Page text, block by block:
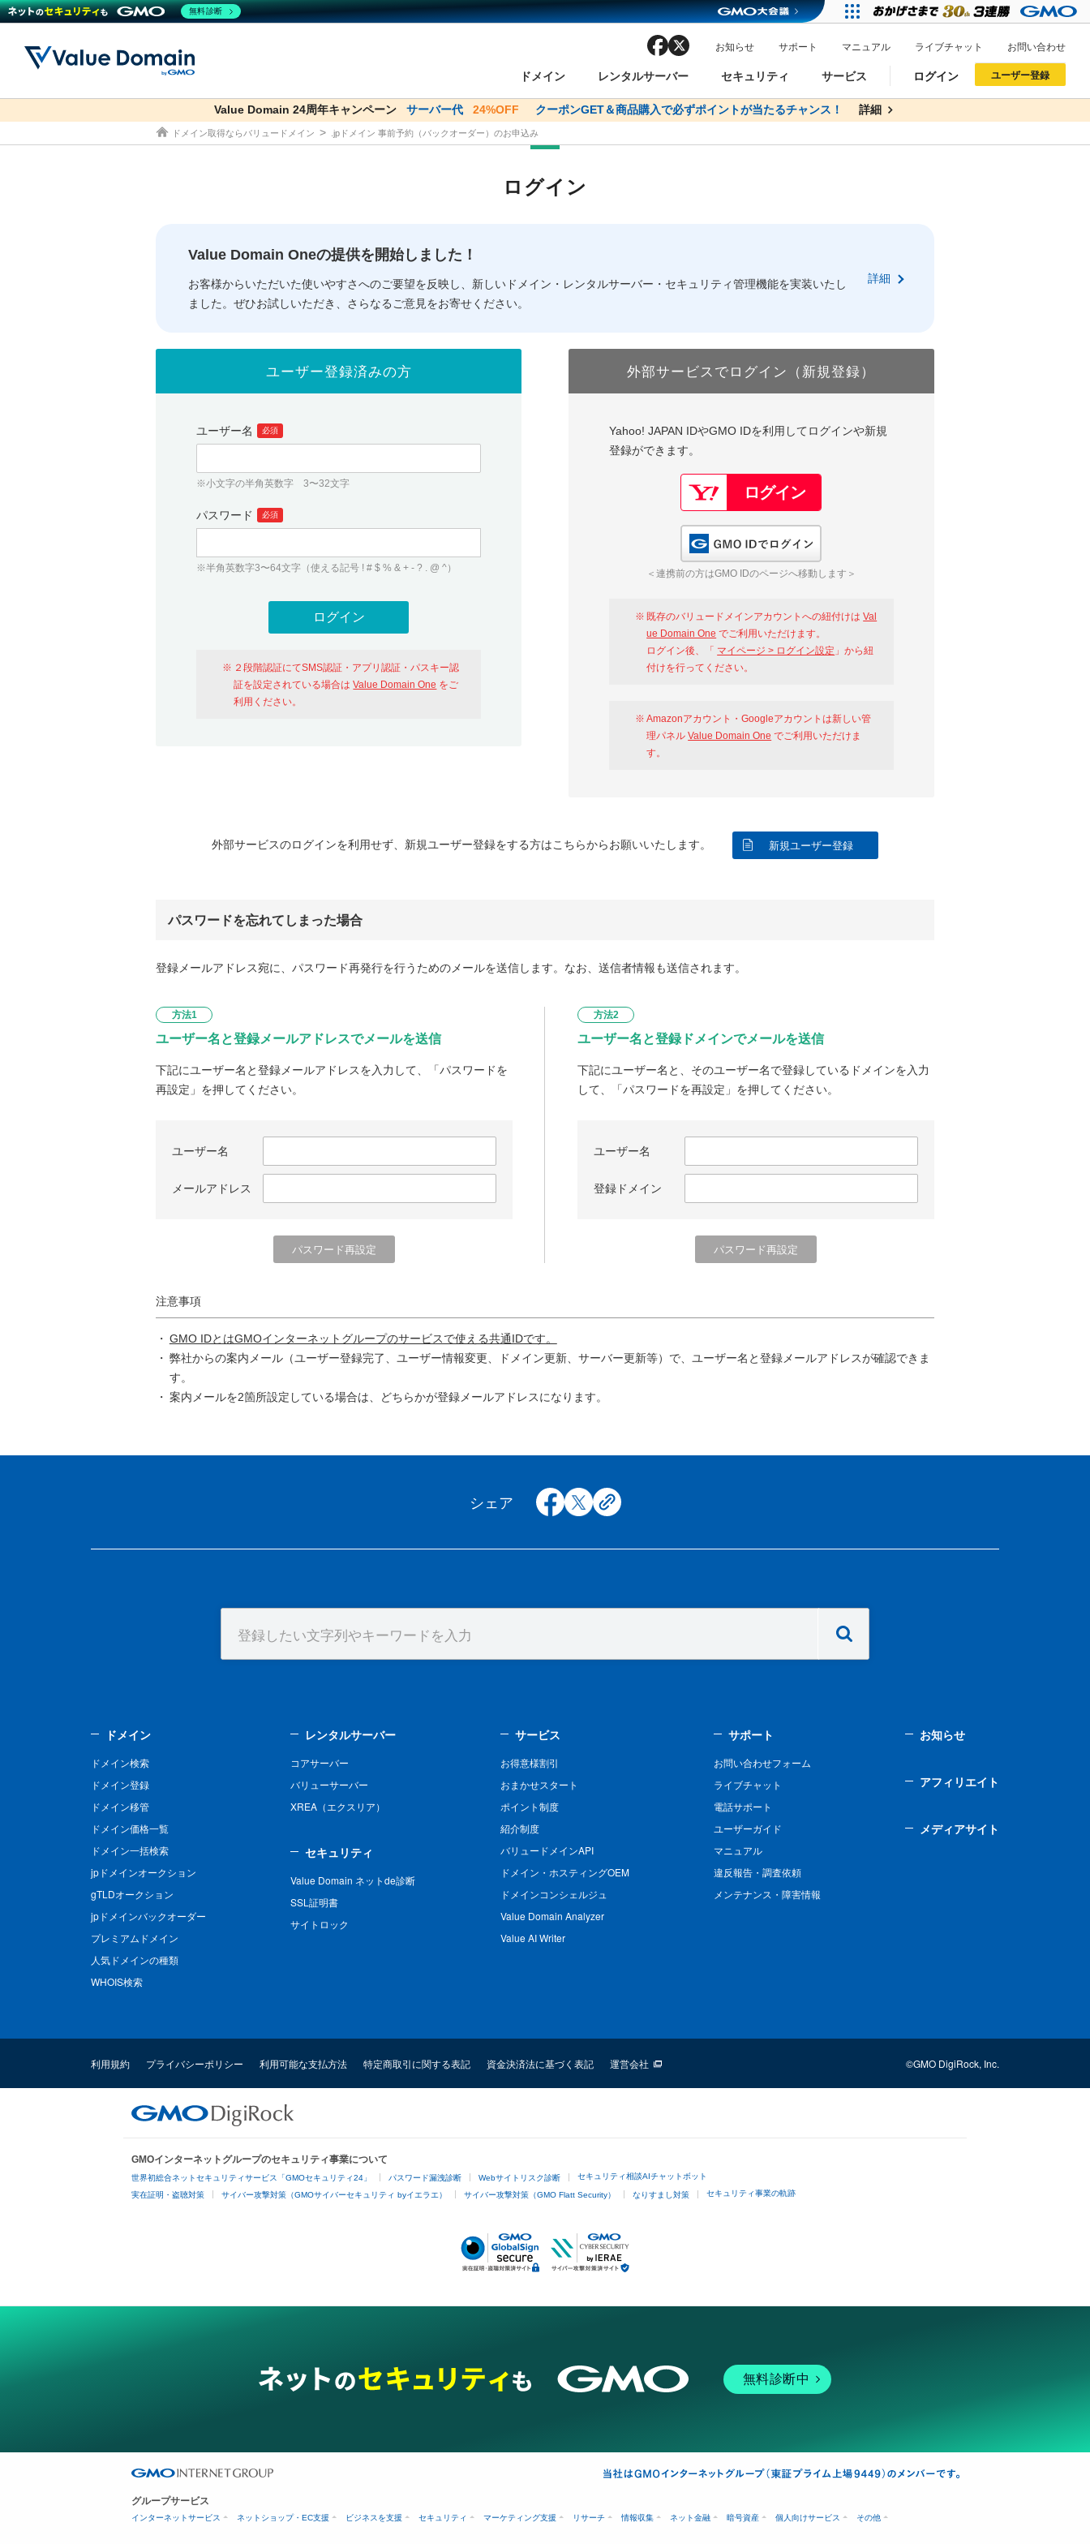
ドメイン
ドメイン ドメイン検索
ドメイン一括検索
人気ドメインの種類 WHOIS検索
レンタルサーバー
レンタルサーバー コアサーバー
セキュリティ
セキュリティ Value Domain ネットde診断
サービス
サービス お得意様割引
バリュードメインAPI
facebook お知らせ サポート マニュアル ライブチャット お問い合わせ
ログイン
従来のバリュードメインをご利用希望の方 おすすめ One レンタルサーバーを含む最新の機能を使う方
以下でもログイン可能
ユーザー登録
従来のバリュードメインをご利用希望の方 おすすめ One レンタルサーバーを含む最新の機能を使う方
以下でも登録可能
Value Domain 24周年キャンペーン サーバー代 24%OFF クーポンGET＆商品購入で必ずポイントが当たるチャンス！ 詳細
co.jpドメイン✕コアサーバーV2ビジネス応援キャンペーン サーバー料金1年間無料 詳細
ドメイン取得ならバリュードメイン .jpドメイン 事前予約（バックオーダー）のお申込み
ログイン
Value Domain Oneの提供を開始しました！
お客様からいただいた使いやすさへのご要望を反映し、新しいドメイン・レンタルサーバー・セキュリティ管理機能を実装いたし
ました。ぜひお試しいただき、さらなるご意見をお寄せください。
詳細
ユーザー登録済みの方
ユーザー名 必須
※小文字の半角英数字 3〜32文字
パスワード 必須
※半角英数字3〜64文字（使える記号 ! # $ % & + - ? . @ ^）
２段階認証にてSMS認証・アプリ認証・パスキー認
証を設定されている場合はValue Domain One をご
利用ください。
外部サービスでログイン（新規登録）
Yahoo! JAPAN IDやGMO IDを利用してログインや新規
登録ができます。
＜連携前の方はGMO IDのページへ移動します＞
既存のバリュードメインアカウントへの紐付けはVal
ue Domain One でご利用いただけます。
ログイン後、「 マイページ > ログイン設定 」から紐
付けを行ってください。
Amazonアカウント・Googleアカウントは新しい管
理パネルValue Domain One でご利用いただけま
す。
外部サービスのログインを利用せず、新規ユーザー登録をする方はこちらからお願いいたします。 新規ユーザー登録
パスワードを忘れてしまった場合
登録メールアドレス宛に、パスワード再発行を行うためのメールを送信します。なお、送信者情報も送信されます。
方法1
ユーザー名と登録メールアドレスでメールを送信
下記にユーザー名と登録メールアドレスを入力して、「パスワードを
再設定」を押してください。
ユーザー名
メールアドレス
方法2
ユーザー名と登録ドメインでメールを送信
下記にユーザー名と、そのユーザー名で登録しているドメインを入力
して、「パスワードを再設定」を押してください。
ユーザー名
登録ドメイン
注意事項
GMO IDとはGMOインターネットグループのサービスで使える共通IDです。
弊社からの案内メール（ユーザー登録完了、ユーザー情報変更、ドメイン更新、サーバー更新等）で、ユーザー名と登録メールアドレスが確認できま
す。
案内メールを2箇所設定している場合は、どちらかが登録メールアドレスになります。
シェア facebook
x copy
ドメイン
ドメイン検索
ドメイン登録
ドメイン移管
ドメイン価格一覧
ドメイン一括検索
jpドメインオークション
gTLDオークション
jpドメインバックオーダー
プレミアムドメイン
人気ドメインの種類
WHOIS検索
レンタルサーバー
コアサーバー
バリューサーバー
XREA（エクスリア）
セキュリティ
Value Domain ネットde診断
SSL証明書
サイトロック
サービス
お得意様割引
おまかせスタート
ポイント制度
紹介制度
バリュードメインAPI
ドメイン・ホスティングOEM
ドメインコンシェルジュ
Value Domain Analyzer
Value AI Writer
サポート
お問い合わせフォーム
ライブチャット
電話サポート
ユーザーガイド
マニュアル
違反報告・調査依頼
メンテナンス・障害情報
お知らせ
アフィリエイト
メディアサイト
利用規約 プライバシーポリシー 利用可能な支払方法 特定商取引に関する表記 資金決済法に基づく表記 運営会社 ©GMO DigiRock, Inc.
GMOインターネットグループのセキュリティ事業について
世界初総合ネットセキュリティサービス「GMOセキュリティ24」 パスワード漏洩診断 Webサイトリスク診断 セキュリティ相談AIチャットボット
実在証明・盗聴対策 サイバー攻撃対策（GMOサイバーセキュリティ byイエラエ） サイバー攻撃対策（GMO Flatt Security） なりすまし対策 セキュリティ事業の軌跡
無料診断中
グループサービス
インターネットサービス ネットショップ・EC支援 ビジネスを支援 セキュリティ マーケティング支援 リサーチ 情報収集 ネット金融 暗号資産 個人向けサービス その他
無料診断